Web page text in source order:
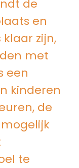
de
en
zijn,
met
een
kinderen
de
te